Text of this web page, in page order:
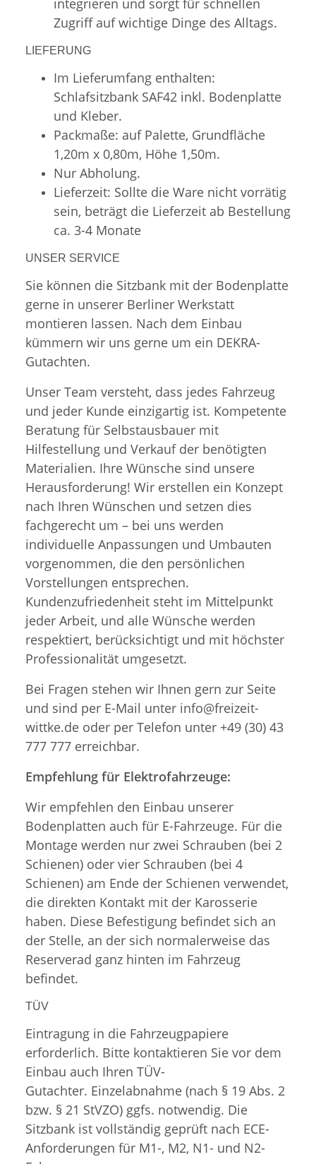
Zugriff auf wichtige Dinge des Alltags.
LIEFERUNG
Im Lieferumfang enthalten:
Schlafsitzbank SAF42 inkl. Bodenplatte
und Kleber.
Packmaße: auf Palette, Grundfläche
1,20m x 0,80m, Höhe 1,50m.
Nur Abholung.
Lieferzeit: Sollte die Ware nicht vorrätig
sein, beträgt die Lieferzeit ab Bestellung
ca. 3-4 Monate
UNSER SERVICE
Sie können die Sitzbank mit der Bodenplatte
gerne in unserer Berliner Werkstatt
montieren lassen. Nach dem Einbau
kümmern wir uns gerne um ein DEKRA-
Gutachten.
Unser Team versteht, dass jedes Fahrzeug
und jeder Kunde einzigartig ist. Kompetente
Beratung für Selbstausbauer mit
Hilfestellung und Verkauf der benötigten
Materialien. Ihre Wünsche sind unsere
Herausforderung! Wir erstellen ein Konzept
nach Ihren Wünschen und setzen dies
fachgerecht um – bei uns werden
individuelle Anpassungen und Umbauten
vorgenommen, die den persönlichen
Vorstellungen entsprechen.
Kundenzufriedenheit steht im Mittelpunkt
jeder Arbeit, und alle Wünsche werden
respektiert, berücksichtigt und mit höchster
Professionalität umgesetzt.
Bei Fragen stehen wir Ihnen gern zur Seite
und sind per E-Mail unter info@freizeit-
wittke.de oder per Telefon unter +49 (30) 43
777 777 erreichbar.
Empfehlung für Elektrofahrzeuge:
Wir empfehlen den Einbau unserer
Bodenplatten auch für E-Fahrzeuge. Für die
Montage werden nur zwei Schrauben (bei 2
Schienen) oder vier Schrauben (bei 4
Schienen) am Ende der Schienen verwendet,
die direkten Kontakt mit der Karosserie
haben. Diese Befestigung befindet sich an
der Stelle, an der sich normalerweise das
Reserverad ganz hinten im Fahrzeug
befindet.
TÜV
Eintragung in die Fahrzeugpapiere
erforderlich. Bitte kontaktieren Sie vor dem
Einbau auch Ihren TÜV-
Gutachter. Einzelabnahme (nach § 19 Abs. 2
bzw. § 21 StVZO) ggfs. notwendig. Die
Sitzbank ist vollständig geprüft nach ECE-
Anforderungen für M1-, M2, N1- und N2-